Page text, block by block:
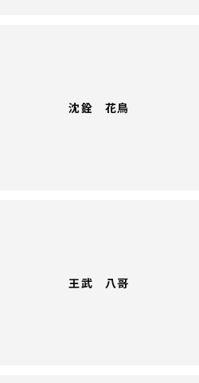
沈銓 花鳥
王武 八哥